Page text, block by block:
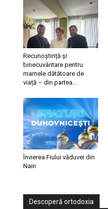
Recunoștință și
binecuvântare pentru
mamele dătătoare de
viață – din partea...
Învierea Fiului văduvei din
Nain
Descoperă ortodoxia